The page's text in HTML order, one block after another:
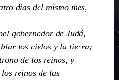
días del mismo mes,
gobernador de Judá,
los cielos y la tierra;
de los reinos, y
reinos de las